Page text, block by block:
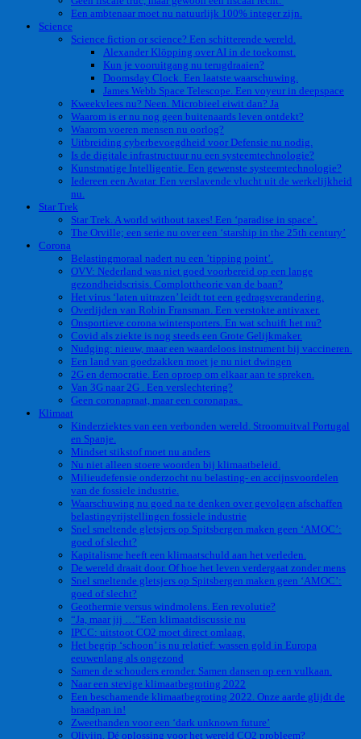
Een ambtenaar moet nu natuurlijk 100% integer zijn.
Science
Science fiction or science? Een schitterende wereld.
Alexander Klöpping over AI in de toekomst.
Kun je vooruitgang nu terugdraaien?
Doomsday Clock. Een laatste waarschuwing.
James Webb Space Telescope. Een voyeur in deepspace
Kweekvlees nu? Neen. Microbieel eiwit dan? Ja
Waarom is er nu nog geen buitenaards leven ontdekt?
Waarom voeren mensen nu oorlog?
Uitbreiding cyberbevoegdheid voor Defensie nu nodig.
Is de digitale infrastructuur nu een systeemtechnologie?
Kunstmatige Intelligentie. Een gewenste systeemtechnologie?
Iedereen een Avatar. Een verslavende vlucht uit de werkelijkheid
nu.
Star Trek
Star Trek. A world without taxes! Een ‘paradise in space’.
The Orville; een serie nu over een ‘starship in the 25th century’
Corona
Belastingmoraal nadert nu een ’tipping point’.
OVV: Nederland was niet goed voorbereid op een lange
gezondheidscrisis. Complottheorie van de baan?
Het virus ‘laten uitrazen’ leidt tot een gedragsverandering.
Overlijden van Robin Fransman. Een verstokte antivaxer.
Onsportieve corona wintersporters. En wat schuift het nu?
Covid als ziekte is nog steeds een Grote Gelijkmaker.
Nudging: nieuw, maar een waardeloos instrument bij vaccineren.
Een land van goedzakken moet je nu niet dwingen
2G en democratie. Een oproep om elkaar aan te spreken.
Van 3G naar 2G . Een verslechtering?
Geen coronapraat, maar een coronapas.
Klimaat
Kinderziektes van een verbonden wereld. Stroomuitval Portugal
en Spanje.
Mindset stikstof moet nu anders
Nu niet alleen stoere woorden bij klimaatbeleid.
Milieudefensie onderzocht nu belasting- en accijnsvoordelen
van de fossiele industrie.
Waarschuwing nu goed na te denken over gevolgen afschaffen
belastingvrijstellingen fossiele industrie
Snel smeltende gletsjers op Spitsbergen maken geen ‘AMOC’:
goed of slecht?
Kapitalisme heeft een klimaatschuld aan het verleden.
De wereld draait door. Of hoe het leven verdergaat zonder mens
Snel smeltende gletsjers op Spitsbergen maken geen ‘AMOC’:
goed of slecht?
Geothermie versus windmolens. Een revolutie?
“Ja, maar jij …”Een klimaatdiscussie nu
IPCC: uitstoot CO2 moet direct omlaag.
Het begrip ‘schoon’ is nu relatief: wassen gold in Europa
eeuwenlang als ongezond
Samen de schouders eronder. Samen dansen op een vulkaan.
Naar een stevige klimaatbegroting 2022
Een beschamende klimaatbegroting 2022. Onze aarde glijdt de
braadpan in!
Zweethanden voor een ‘dark unknown future’
Olivijn. Dé oplossing voor het wereld CO2 probleem?